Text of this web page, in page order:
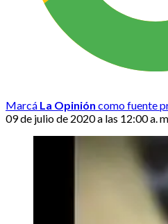
Marcá La Opinión como fuente
09 de julio de 2020 a las 12:00 a.